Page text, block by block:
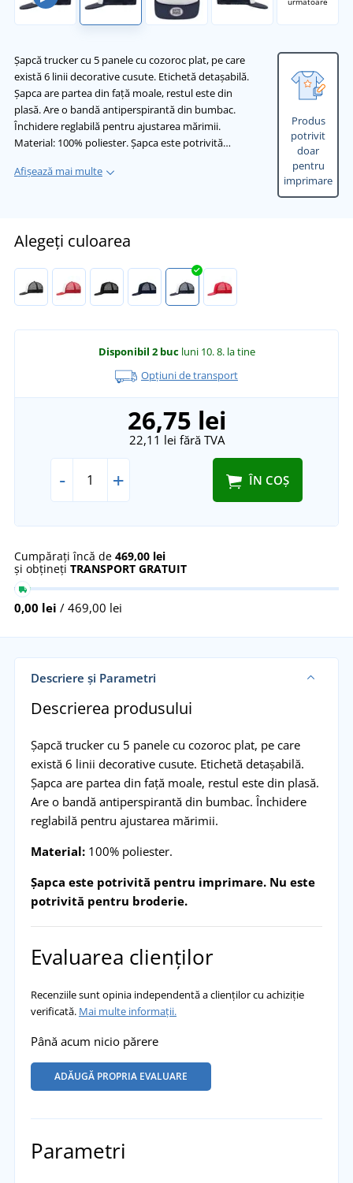
Șapcă trucker cu 5 panele cu cozoroc plat, pe care
există 6 linii decorative cusute. Etichetă detașabilă.
Șapca are partea din față moale, restul este din
plasă. Are o bandă antiperspirantă din bumbac.
Închidere reglabilă pentru ajustarea mărimii.
Material: 100% poliester. Șapca este potrivită…
Afișează mai multe
Produs
potrivit
doar
pentru
imprimare
Alegeți culoarea
Disponibil 2 buc luni 10. 8. la tine
Opțiuni de transport
26,75 lei
22,11 lei fără TVA
- + ÎN COȘ
Cumpărați încă de 469,00 lei
și obțineți TRANSPORT GRATUIT
0,00 lei / 469,00 lei
Descriere și Parametri
Descrierea produsului
Șapcă trucker cu 5 panele cu cozoroc plat, pe care
există 6 linii decorative cusute. Etichetă detașabilă.
Șapca are partea din față moale, restul este din plasă.
Are o bandă antiperspirantă din bumbac. Închidere
reglabilă pentru ajustarea mărimii.
Material:100% poliester.
Șapca este potrivită pentru imprimare. Nu este
potrivită pentru broderie.
Evaluarea clienților
Recenziile sunt opinia independentă a clienților cu achiziție
verificată. Mai multe informații.
Până acum nicio părere
ADĂUGĂ PROPRIA EVALUARE
Parametri